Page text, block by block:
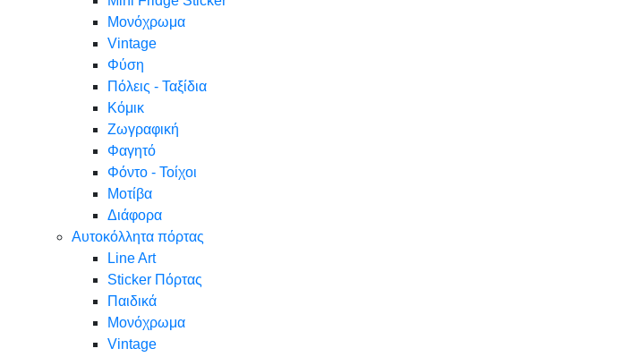
Μονόχρωμα
Vintage
Φύση
Πόλεις - Ταξίδια
Κόμικ
Ζωγραφική
Φαγητό
Φόντο - Τοίχοι
Μοτίβα
Διάφορα
Αυτοκόλλητα πόρτας
Line Art
Sticker Πόρτας
Παιδικά
Μονόχρωμα
Vintage